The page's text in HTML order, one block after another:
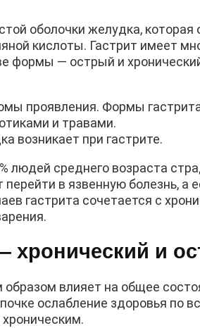
оболочки желудка,
кислоты. Гастрит имеет
формы — острый и
проявления. Формы
и травами.
возникает при гастрите.
людей среднего возраста
в язвенную болезнь, а
гастрита сочетается с
хронический и
влияет на общее
ослабление здоровья